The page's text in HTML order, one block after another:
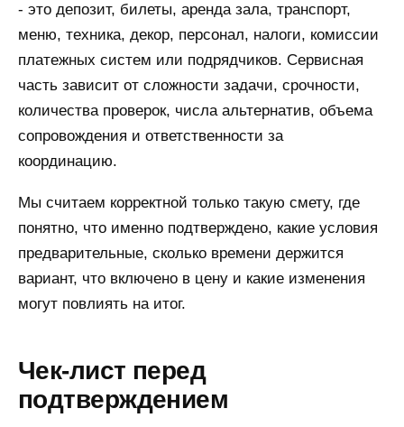
- это депозит, билеты, аренда зала, транспорт,
меню, техника, декор, персонал, налоги, комиссии
платежных систем или подрядчиков. Сервисная
часть зависит от сложности задачи, срочности,
количества проверок, числа альтернатив, объема
сопровождения и ответственности за
координацию.
Мы считаем корректной только такую смету, где
понятно, что именно подтверждено, какие условия
предварительные, сколько времени держится
вариант, что включено в цену и какие изменения
могут повлиять на итог.
Чек-лист перед
подтверждением